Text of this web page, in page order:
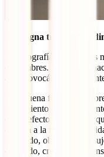
Impregna tus fotos de
La fotografía de viajes es
costumbres. Se trata de
allí, provocándole
Una buena forma de
movimiento de un
como efecto “
”,
cámara a la misma
resultado, obtendrás un
de fondo, creando esa